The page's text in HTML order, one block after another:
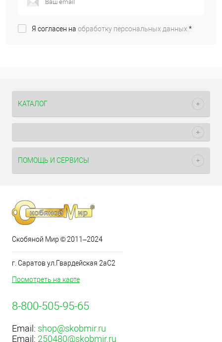
Я согласен на обработку персональных данных.*
КАТАЛОГ
ПОМОЩЬ И СЕРВИСЫ
Скобяной Мир © 2011–2024
г. Саратов ул.Гвардейская 2аС2
Посмотреть на карте
8-800-505-95-65
Email: shop@skobmir.ru
Email: 250480@skobmir.ru